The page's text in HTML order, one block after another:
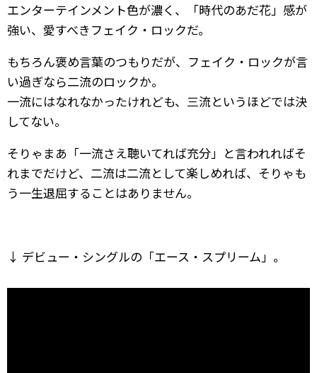
エンターテインメント色が濃く、「時代のあだ花」感が
強い、愛すべきフェイク・ロックだ。
もちろん褒め言葉のつもりだが、フェイク・ロックが言
い過ぎなら二流のロックか。
一流にはなれなかったけれども、三流というほどでは決
してない。
そりゃまあ「一流さえ聴いてれば充分」と言われればそ
れまでだけど、二流は二流として楽しめれば、そりゃも
う一生退屈することはありません。
↓ デビュー・シングルの「エース・スプリーム」。